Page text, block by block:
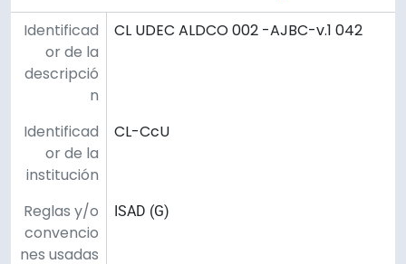
Identificad
or de la
descripció
n
CL UDEC ALDCO 002 -AJBC-v.1 042
Identificad
or de la
institución
CL-CcU
Reglas y/o
convencio
nes usadas
ISAD (G)